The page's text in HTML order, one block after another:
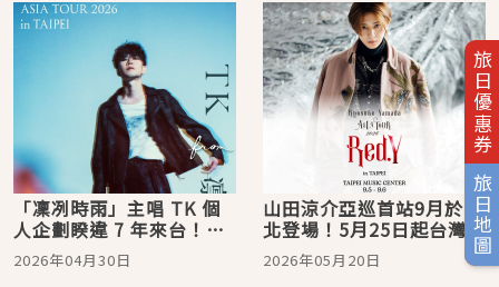
旅日優惠券
旅日地圖
「凜冽時雨」主唱 TK 個
人企劃睽違 7 年來台！
〈unravel〉等神曲將再度
震撼樂迷感官
2026年04月30日
山田涼介亞巡首站9月於台
北登場！5月25日起台灣在
住優先抽選，見證全新舞
台魅力
2026年05月20日